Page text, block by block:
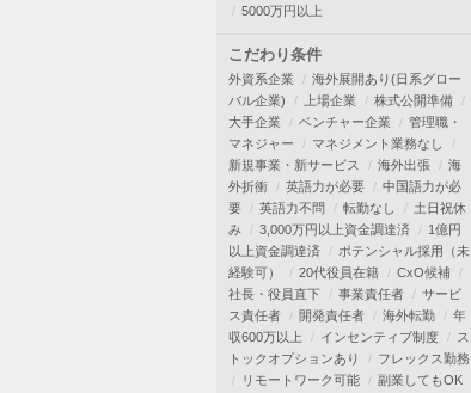
5000万円以上
こだわり条件
外資系企業
海外展開あり(日系グロー
バル企業)
上場企業
株式公開準備
大手企業
ベンチャー企業
管理職・
マネジャー
マネジメント業務なし
新規事業・新サービス
海外出張
海
外折衝
英語力が必要
中国語力が必
要
英語力不問 転勤なし
土日祝休
み
3,000万円以上資金調達済
1億円
以上資金調達済
ポテンシャル採用（未
経験可）
20代役員在籍
CxO候補
社長・役員直下
事業責任者
サービ
ス責任者
開発責任者 海外転勤
年
収600万以上
インセンティブ制度
ス
トックオプションあり
フレックス勤務
リモートワーク可能
副業してもOK